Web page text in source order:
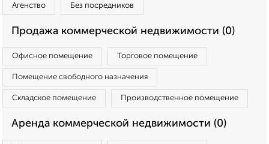
Агенство Без посредников
Продажа коммерческой недвижимости (0)
Офисное помещение Торговое помещение
Помещение свободного назначения
Складское помещение Производственное помещение
Аренда коммерческой недвижимости (0)